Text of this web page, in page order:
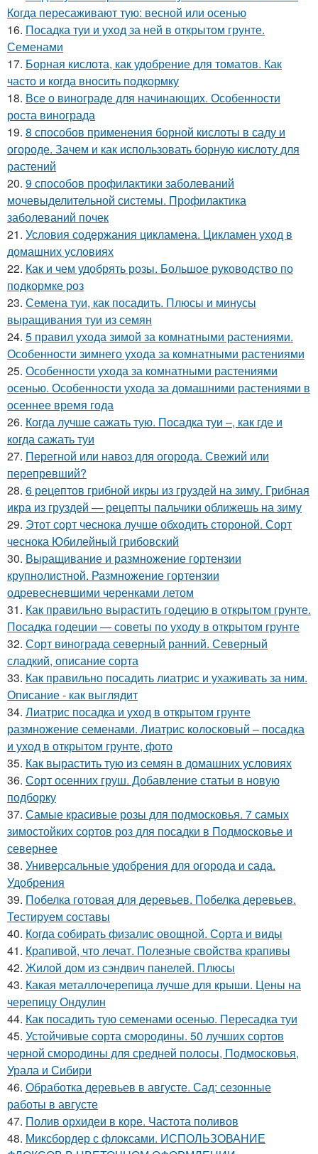
Когда пересаживают тую: весной или осенью
16. Посадка туи и уход за ней в открытом грунте.
Семенами
17. Борная кислота, как удобрение для томатов. Как
часто и когда вносить подкормку
18. Все о винограде для начинающих. Особенности
роста винограда
19. 8 способов применения борной кислоты в саду и
огороде. Зачем и как использовать борную кислоту для
растений
20. 9 способов профилактики заболеваний
мочевыделительной системы. Профилактика
заболеваний почек
21. Условия содержания цикламена. Цикламен уход в
домашних условиях
22. Как и чем удобрять розы. Большое руководство по
подкормке роз
23. Семена туи, как посадить. Плюсы и минусы
выращивания туи из семян
24. 5 правил ухода зимой за комнатными растениями.
Особенности зимнего ухода за комнатными растениями
25. Особенности ухода за комнатными растениями
осенью. Особенности ухода за домашними растениями в
осеннее время года
26. Когда лучше сажать тую. Посадка туи –, как где и
когда сажать туи
27. Перегной или навоз для огорода. Свежий или
перепревший?
28. 6 рецептов грибной икры из груздей на зиму. Грибная
икра из груздей — рецепты пальчики оближешь на зиму
29. Этот сорт чеснока лучше обходить стороной. Сорт
чеснока Юбилейный грибовский
30. Выращивание и размножение гортензии
крупнолистной. Размножение гортензии
одревесневшими черенками летом
31. Как правильно вырастить годецию в открытом грунте.
Посадка годеции — советы по уходу в открытом грунте
32. Сорт винограда северный ранний. Северный
сладкий, описание сорта
33. Как правильно посадить лиатрис и ухаживать за ним.
Описание - как выглядит
34. Лиатрис посадка и уход в открытом грунте
размножение семенами. Лиатрис колосковый – посадка
и уход в открытом грунте, фото
35. Как вырастить тую из семян в домашних условиях
36. Сорт осенних груш. Добавление статьи в новую
подборку
37. Самые красивые розы для подмосковья. 7 самых
зимостойких сортов роз для посадки в Подмосковье и
севернее
38. Универсальные удобрения для огорода и сада.
Удобрения
39. Побелка готовая для деревьев. Побелка деревьев.
Тестируем составы
40. Когда собирать физалис овощной. Сорта и виды
41. Крапивой, что лечат. Полезные свойства крапивы
42. Жилой дом из сэндвич панелей. Плюсы
43. Какая металлочерепица лучше для крыши. Цены на
черепицу Ондулин
44. Как посадить тую семенами осенью. Пересадка туи
45. Устойчивые сорта смородины. 50 лучших сортов
черной смородины для средней полосы, Подмосковья,
Урала и Сибири
46. Обработка деревьев в августе. Сад: сезонные
работы в августе
47. Полив орхидеи в коре. Частота поливов
48. Миксбордер с флоксами. ИСПОЛЬЗОВАНИЕ